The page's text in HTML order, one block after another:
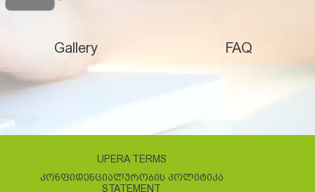
Gallery FAQ
UPERA TERMS
ᲙᲝᲜᲤᲘᲓᲔᲜᲪᲘᲐᲚᲣᲠᲝᲑᲘᲡ ᲞᲝᲚᲘᲢᲘᲙᲐ
STATEMENT